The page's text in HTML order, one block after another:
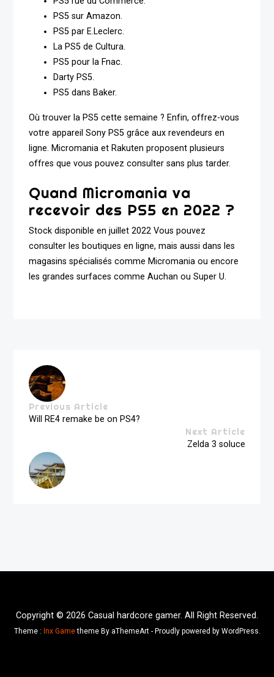
PS5 sur Amazon.
PS5 par E.Leclerc.
La PS5 de Cultura.
PS5 pour la Fnac.
Darty PS5.
PS5 dans Baker.
Où trouver la PS5 cette semaine ? Enfin, offrez-vous
votre appareil Sony PS5 grâce aux revendeurs en
ligne. Micromania et Rakuten proposent plusieurs
offres que vous pouvez consulter sans plus tarder.
Quand Micromania va
recevoir des PS5 en 2022 ?
Stock disponible en juillet 2022 Vous pouvez
consulter les boutiques en ligne, mais aussi dans les
magasins spécialisés comme Micromania ou encore
les grandes surfaces comme Auchan ou Super U.
Previous Article
Will RE4 remake be on PS4?
Next Article
Zelda 3 soluce
Copyright © 2026 Casual hardcore gamer. All Right Reserved.
Theme : Inx Gametheme By aThemeArt - Proudly powered by WordPress.